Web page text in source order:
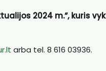
2024 m.”, kuris
arba tel. 8 616 03936.